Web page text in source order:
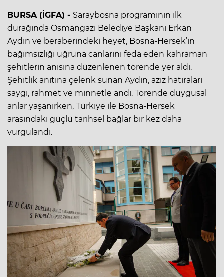
BURSA (İGFA) - Saraybosna programının ilk
durağında Osmangazi Belediye Başkanı Erkan
Aydın ve beraberindeki heyet, Bosna-Hersek’in
bağımsızlığı uğruna canlarını feda eden kahraman
şehitlerin anısına düzenlenen törende yer aldı.
Şehitlik anıtına çelenk sunan Aydın, aziz hatıraları
saygı, rahmet ve minnetle andı. Törende duygusal
anlar yaşanırken, Türkiye ile Bosna-Hersek
arasındaki güçlü tarihsel bağlar bir kez daha
vurgulandı.